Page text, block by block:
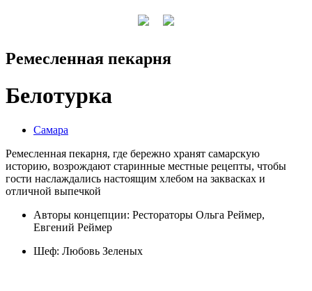
Ремесленная пекарня
Белотурка
Самара
Ремесленная пекарня, где бережно хранят самарскую
историю, возрождают старинные местные рецепты, чтобы
гости наслаждались настоящим хлебом на заквасках и
отличной выпечкой
Авторы концепции: Рестораторы Ольга Реймер,
Евгений Реймер
Шеф: Любовь Зеленых